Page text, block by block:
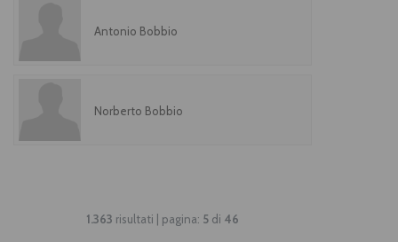
Antonio Bobbio
Norberto Bobbio
1.363 risultati | pagina: 5 di 46